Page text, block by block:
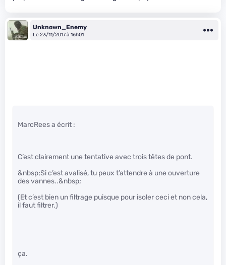
Unknown_Enemy
Le 23/11/2017 à 16h01
MarcRees a écrit :
C’est clairement une tentative avec trois têtes de pont.
&nbsp;Si c’est avalisé, tu peux t’attendre à une ouverture
des vannes..&nbsp;
(Et c’est bien un filtrage puisque pour isoler ceci et non cela,
il faut filtrer.)
ça.